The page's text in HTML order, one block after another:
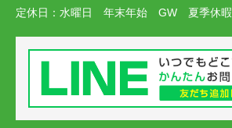
定休日： 水曜日 年末年始 GW 夏季休暇